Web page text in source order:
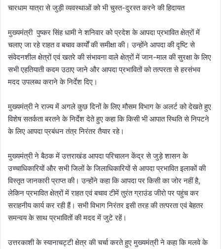
चारधाम यात्रा से जुड़ी व्यवस्थाओं को भी चुस्त-दुरस्त करने की हिदायत
मुख्यमंत्री पुष्कर सिंह धामी ने शनिवार को प्रदेश के आपदा प्रभावित क्षेत्रों में
चलाए जा रहे राहत व बचाव कार्यों की समीक्षा की। उन्होंने आपदा की दृष्टि से
संवेदनशील क्षेत्रों एवं खतरे की संभावना वाले क्षेत्रों में जान-माल की सुरक्षा के लिए
सभी एहतियाती कदम उठाए जाने और आपदा प्रभावितों को तत्परता से हरसंभव
मदद उपलब्ध कराने के निर्देश दिए।
मुख्यमंत्री ने राज्य में अगले कुछ दिनों के लिए मौसम विभाग के अलर्ट को देखते हुए
विशेष सतर्कता बरतने के निर्देश देते हुए कहा कि किसी भी आपात स्थिति से निपटने
के लिए आपदा प्रबंधन तंत्र निरंतर तैयार रहे।
मुख्यमंत्री ने बैठक में उत्तराखंड आपदा परिचालन केंद्र से जुड़े शासन के
उच्चाधिकारियों और सभी जिलों के जिलाधिकारियों से आपदा प्रभावित इलाकों की
विस्तृत जानकारी प्राप्त की। उन्होंने कहा कि आपदा पर किसी का जोर नहीं है,
लेकिन प्रभावित क्षेत्रों में राहत एवं बचाव टीमें तुरंत ग्राउंड जीरो पर पहुंच कर
सराहनीय कार्य कर रही हैं। सभी विभाग निरंतर इसी तरह की तत्परता एवं बेहतर
समन्वय के साथ प्रभावितों की मदद में जुटे रहें।
उत्तरकाशी के स्यानाचट्टी क्षेत्र की चर्चा करते हुए मुख्यमंत्री ने कहा कि मलवे के